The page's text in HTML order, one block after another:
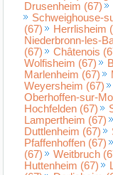
Drusenheim (67)
Schweighouse-
(67)
Herrlisheim
Niederbronn-les-
(67)
Châtenois
Wolfisheim (67)
Marlenheim (67)
Weyersheim (67)
Oberhoffen-sur-
Hochfelden (67)
Lampertheim (67)
Duttlenheim (67)
Pfaffenhoffen (67)
(67)
Weitbruch
Huttenheim (67)